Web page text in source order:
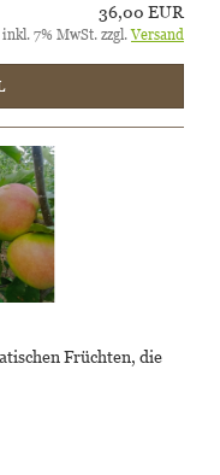
36,00 EUR
inkl. 7% MwSt. zzgl.Versand
Früchten, die